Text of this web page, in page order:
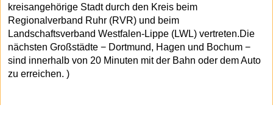
kreisangehörige Stadt durch den Kreis beim
Regionalverband Ruhr (RVR) und beim
Landschaftsverband Westfalen-Lippe (LWL) vertreten.Die
nächsten Großstädte − Dortmund, Hagen und Bochum −
sind innerhalb von 20 Minuten mit der Bahn oder dem Auto
zu erreichen. )